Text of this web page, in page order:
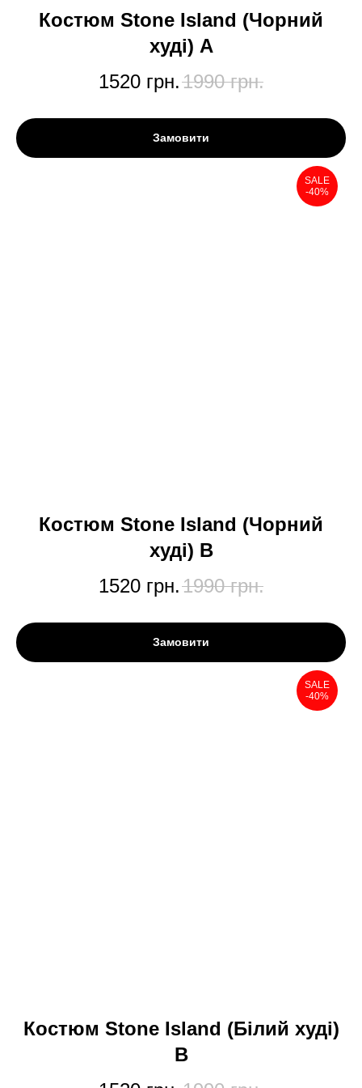
Костюм Stone Island (Чорний
худі) А
1520 грн.1990 грн.
Замовити
SALE
-40%
Костюм Stone Island (Чорний
худі) В
1520 грн.1990 грн.
Замовити
SALE
-40%
Костюм Stone Island (Білий худі)
В